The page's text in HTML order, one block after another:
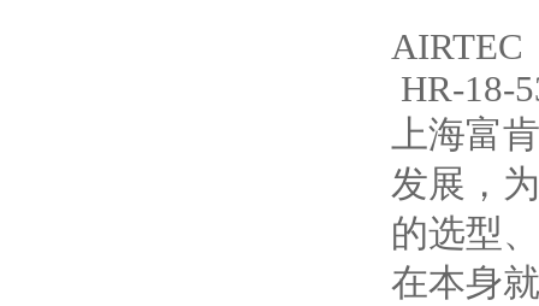
AIRTEC
HR-18-
上海富
发展，
的选型
在本身